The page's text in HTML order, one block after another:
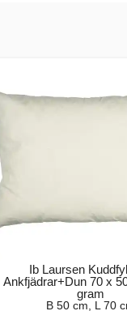
Ib Laursen
Ankfjädrar+Dun 70 x
gram
B 50 cm, L 70